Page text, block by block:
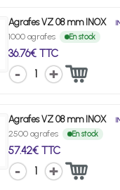
Agrafes VZ 08 mm INOX
1000 agrafes En stock
36.76€ TTC
1
Agrafes VZ 08 mm INOX
2500 agrafes En stock
57.42€ TTC
1